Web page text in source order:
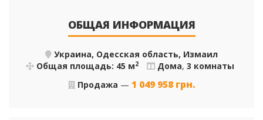
ОБЩАЯ ИНФОРМАЦИЯ
Украина, Одесская область, Измаил
Общая площадь: 45 м2 Дома, 3 комнаты
Продажа — 1 049 958 грн.